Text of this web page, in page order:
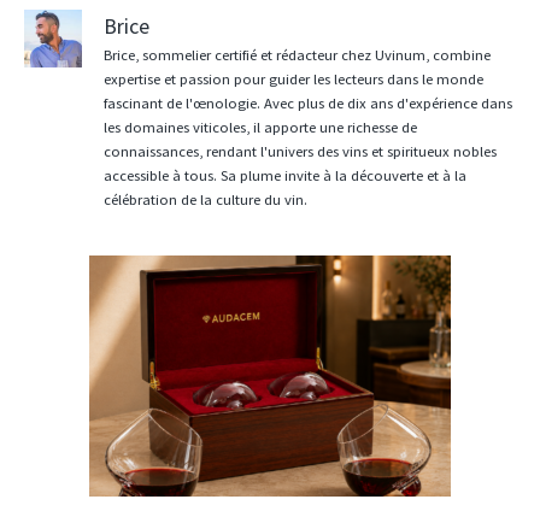
Brice
Brice, sommelier certifié et rédacteur chez Uvinum, combine
expertise et passion pour guider les lecteurs dans le monde
fascinant de l'œnologie. Avec plus de dix ans d'expérience dans
les domaines viticoles, il apporte une richesse de
connaissances, rendant l'univers des vins et spiritueux nobles
accessible à tous. Sa plume invite à la découverte et à la
célébration de la culture du vin.